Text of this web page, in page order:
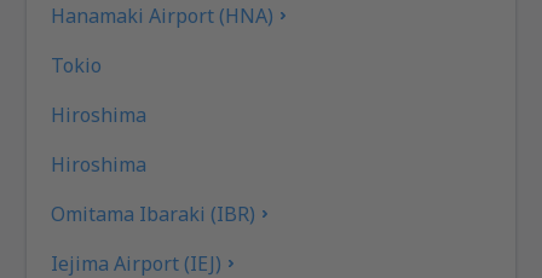
Hanamaki Airport (HNA)
Tokio
Hiroshima
Hiroshima
Omitama Ibaraki (IBR)
Iejima Airport (IEJ)